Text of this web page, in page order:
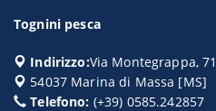
Tognini pesca
Indirizzo:Via Montegrappa, 71
54037 Marina di Massa [MS]
Telefono: (+39) 0585.242857